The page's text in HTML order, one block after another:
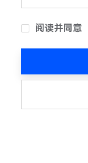
阅读并同意